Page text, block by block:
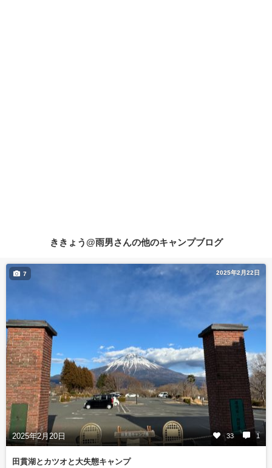
ききょう@雨男さんの他のキャンプブログ
2025年2月22日
2025年2月20日 33 1
7
田貫湖とカツオと大失態キャンプ